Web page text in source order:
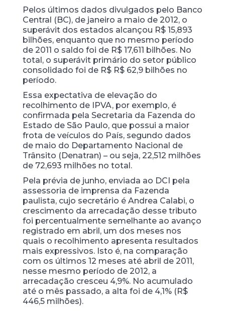
Pelos últimos dados divulgados pelo Banco
Central (BC), de janeiro a maio de 2012, o
superávit dos estados alcançou R$ 15,893
bilhões, enquanto que no mesmo período
de 2011 o saldo foi de R$ 17,611 bilhões. No
total, o superávit primário do setor público
consolidado foi de R$ R$ 62,9 bilhões no
período.
Essa expectativa de elevação do
recolhimento de IPVA, por exemplo, é
confirmada pela Secretaria da Fazenda do
Estado de São Paulo, que possui a maior
frota de veículos do País, segundo dados
de maio do Departamento Nacional de
Trânsito (Denatran) – ou seja, 22,512 milhões
de 72,693 milhões no total.
Pela prévia de junho, enviada ao DCI pela
assessoria de imprensa da Fazenda
paulista, cujo secretário é Andrea Calabi, o
crescimento da arrecadação desse tributo
foi percentualmente semelhante ao avanço
registrado em abril, um dos meses nos
quais o recolhimento apresenta resultados
mais expressivos. Isto é, na comparação
com os últimos 12 meses até abril de 2011,
nesse mesmo período de 2012, a
arrecadação cresceu 4,9%. No acumulado
até o mês passado, a alta foi de 4,1% (R$
446,5 milhões).